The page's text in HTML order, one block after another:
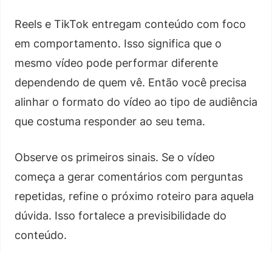
Reels e TikTok entregam conteúdo com foco
em comportamento. Isso significa que o
mesmo vídeo pode performar diferente
dependendo de quem vê. Então você precisa
alinhar o formato do vídeo ao tipo de audiência
que costuma responder ao seu tema.
Observe os primeiros sinais. Se o vídeo
começa a gerar comentários com perguntas
repetidas, refine o próximo roteiro para aquela
dúvida. Isso fortalece a previsibilidade do
conteúdo.